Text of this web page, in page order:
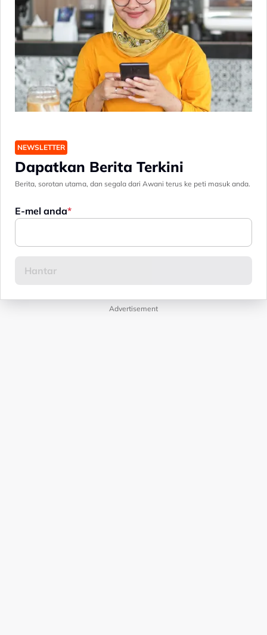
NEWSLETTER
Dapatkan Berita Terkini
Berita, sorotan utama, dan segala dari Awani terus ke peti masuk anda.
E-mel anda
Advertisement